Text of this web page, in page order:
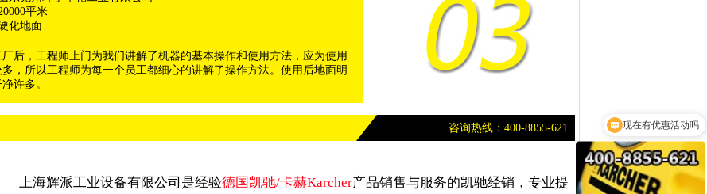
平米
化地面
后，工程师上门为我们讲解了机器的基本操作和使用方法，应为使用
，所以工程师为每一个员工都细心的讲解了操作方法。使用后地面明
许多。
咨询热线：400-8855-621
上海辉派工业设备有限公司是经验德国凯驰/卡赫Karcher产品销售与服务的凯驰经销，专业提
点击获取最新产品报价